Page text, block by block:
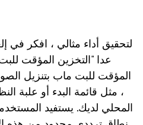
لتحقيق أداء مثالي ، افكر في
عدا "التخزين المؤقت
المؤقت للبت ماب بتنزيل
، مثل قائمة البدء أو علبة
المحلي لديك. يستفيد